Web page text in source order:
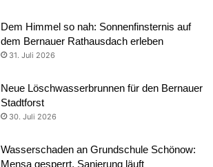
Dem Himmel so nah: Sonnenfinsternis auf
dem Bernauer Rathausdach erleben
31. Juli 2026
Neue Löschwasserbrunnen für den Bernauer
Stadtforst
30. Juli 2026
Wasserschaden an Grundschule Schönow:
Mensa gesperrt, Sanierung läuft